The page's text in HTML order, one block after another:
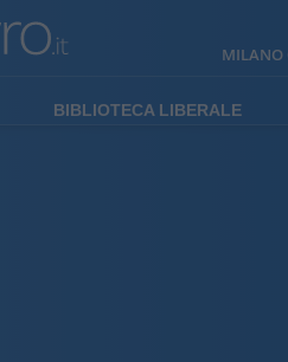
MILANO
BIBLIOTECA LIBERALE